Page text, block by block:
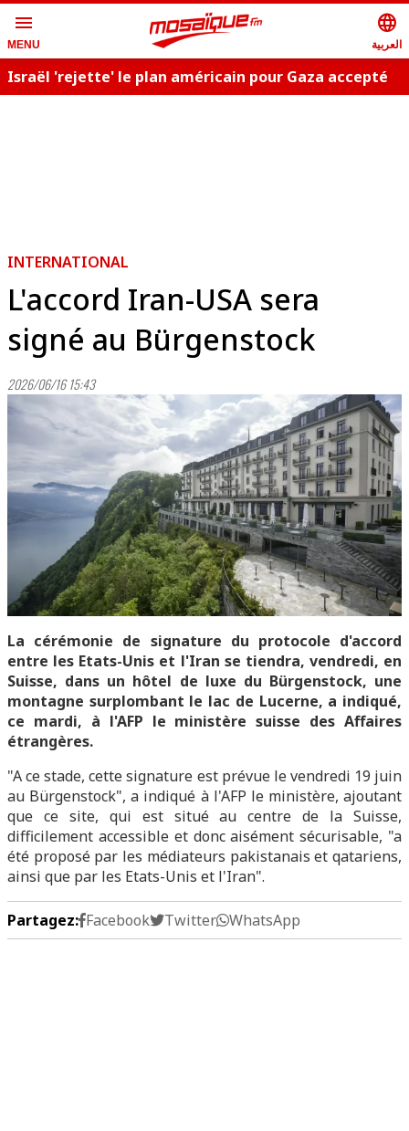
menu
MENU
language
العربية
Israël 'rejette' le plan américain pour Gaza accepté
INTERNATIONAL
L'accord Iran-USA sera
signé au Bürgenstock
2026/06/16 15:43
La cérémonie de signature du protocole d'accord
entre les Etats-Unis et l'Iran se tiendra, vendredi, en
Suisse, dans un hôtel de luxe du Bürgenstock, une
montagne surplombant le lac de Lucerne, a indiqué,
ce mardi, à l'AFP le ministère suisse des Affaires
étrangères.
"A ce stade, cette signature est prévue le vendredi 19 juin
au Bürgenstock", a indiqué à l'AFP le ministère, ajoutant
que ce site, qui est situé au centre de la Suisse,
difficilement accessible et donc aisément sécurisable, "a
été proposé par les médiateurs pakistanais et qatariens,
ainsi que par les Etats-Unis et l'Iran".
Partagez: Facebook Twitter WhatsApp